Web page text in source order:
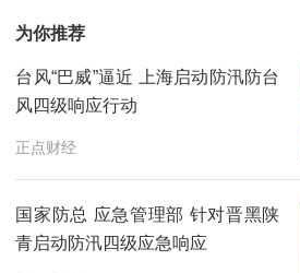
10:00
11:00 新闻联播
11:32 天气预报
11:39 焦点访谈
为你推荐
台风“巴威”逼近 上海启动防汛防台
风四级响应行动
正点财经
国家防总 应急管理部 针对晋黑陕
青启动防汛四级应急响应